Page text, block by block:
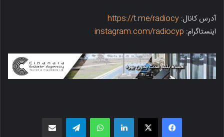
آدرس کانال: https://t.me/radiocy
اینستاگرام: instagram.com/radiocyp
فیسبوک X لینکدین واتس اپ تلگرام